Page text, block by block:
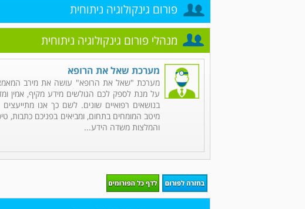
פורום גינקולוגיה ניתוחית
מנהלי פורום גינקולוגיה ניתוחית
מערכת שאל את הרופא
מערכת "שאל את הרופא" עושה את מירב
על מנת לספק לכם הגולשים מידע מקיף, אמין
בנושאים רפואיים שונים. לשם כך אנו
מיטב המומחים בתחום, ומביאים בפניכם כתבות,
והמלצות משדה הידע...